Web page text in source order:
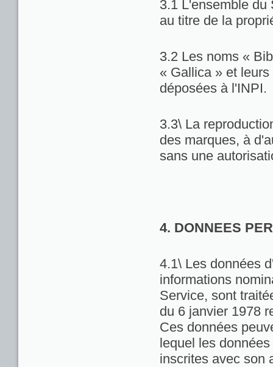
3.1 L'ensemble du
au titre de la
3.2 Les noms «
« Gallica » et
déposées à l'INPI.
3.3\ La
des marques, à
sans une
4. DONNEES
4.1\ Les données
informations
Service, sont
du 6 janvier 1978
Ces données
lequel les
inscrites avec son